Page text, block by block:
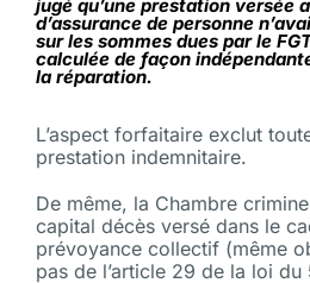
jugé qu’une prestation versée
d’assurance de personne
sur les sommes dues par le
calculée de façon
la réparation.
L’aspect forfaitaire exclut
prestation indemnitaire.
De même, la Chambre
capital décès versé dans le
prévoyance collectif (même
pas de l’article 29 de la loi